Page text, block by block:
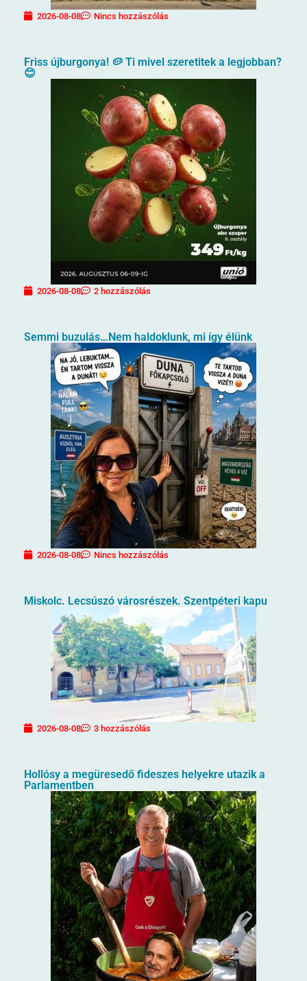
2026-08-08 Nincs hozzászólás
Friss újburgonya! 🥔 Ti mivel szeretitek a legjobban?
😊
2026-08-08 2 hozzászólás
Semmi buzulás…Nem haldoklunk, mi így élünk
2026-08-08 Nincs hozzászólás
Miskolc. Lecsúszó városrészek. Szentpéteri kapu
2026-08-08 3 hozzászólás
Hollósy a megüresedő fideszes helyekre utazik a
Parlamentben